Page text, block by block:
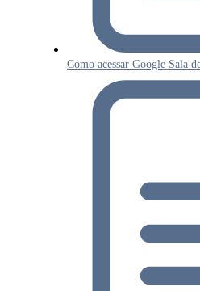
Como acessar Google Sala